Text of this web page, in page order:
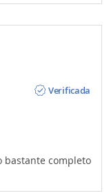
Verificada
bastante completo